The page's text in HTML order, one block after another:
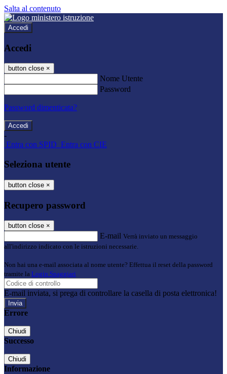
Salta al contenuto
Accedi
Accedi
button close ×
Nome Utente
Password
Password dimenticata?
-
Entra con SPID Entra con CIE
Seleziona utente
button close ×
Recupero password
button close ×
E-mail Verrà inviato un messaggio
all'indirizzo indicato con le istruzioni necessarie.
Non hai una e-mail associata al nome utente? Effettua il reset della password
tramite la Login Spaggiari
E-mail inviata, si prega di controllare la casella di posta elettronica!
Errore
Chiudi
Successo
Chiudi
Informazione